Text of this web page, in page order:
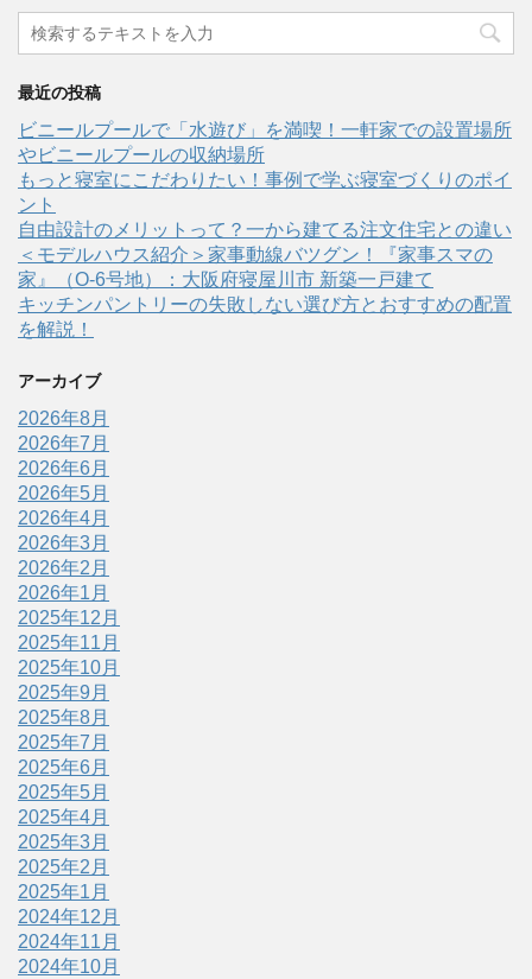
最近の投稿
ビニールプールで「水遊び」を満喫！一軒家での設置場所
やビニールプールの収納場所
もっと寝室にこだわりたい！事例で学ぶ寝室づくりのポイ
ント
自由設計のメリットって？一から建てる注文住宅との違い
＜モデルハウス紹介＞家事動線バツグン！『家事スマの
家』（O-6号地）：大阪府寝屋川市 新築一戸建て
キッチンパントリーの失敗しない選び方とおすすめの配置
を解説！
アーカイブ
2026年8月
2026年7月
2026年6月
2026年5月
2026年4月
2026年3月
2026年2月
2026年1月
2025年12月
2025年11月
2025年10月
2025年9月
2025年8月
2025年7月
2025年6月
2025年5月
2025年4月
2025年3月
2025年2月
2025年1月
2024年12月
2024年11月
2024年10月